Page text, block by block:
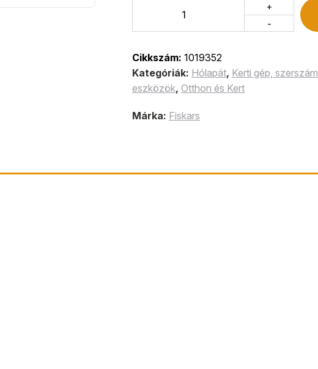
-
+
Cikkszám: 1019352
Kategóriák: Hólapát, Kerti gép, szerszám
eszközök, Otthon és Kert
Márka: Fiskars